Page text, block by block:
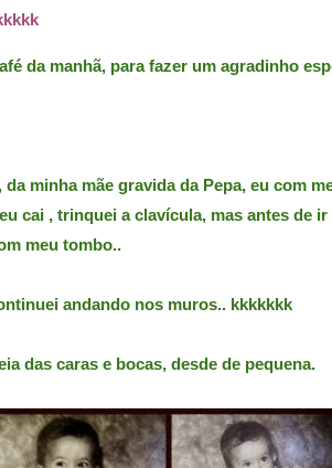
da manhã, para fazer um agradinho
minha mãe gravida da Pepa, eu com
cai , trinquei a clavícula, mas antes de
meu tombo..
andando nos muros.. kkkkkkk
das caras e bocas, desde de pequena.